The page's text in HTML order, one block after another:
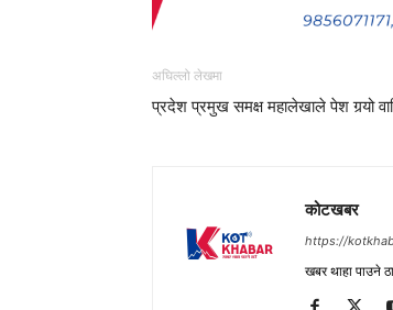
अघिल्लो लेखमा
प्रदेश प्रमुख समक्ष महालेखाले पेश गर्‍यो
कोटखबर
https://
खबर थाहा पाउने